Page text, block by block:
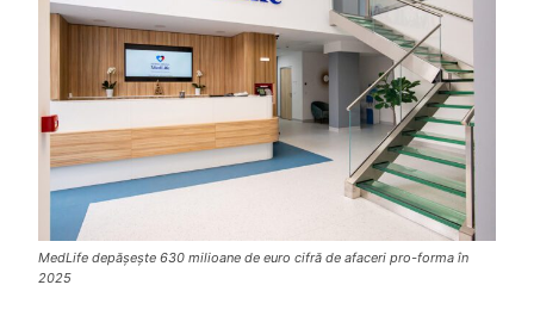
MedLife depășește 630 milioane de euro cifră de afaceri pro-forma în
2025